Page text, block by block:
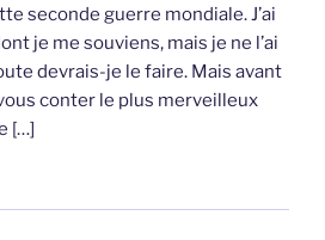
seconde guerre mondiale. J’ai
je me souviens, mais je ne l’ai
devrais-je le faire. Mais avant
conter le plus merveilleux
[…]